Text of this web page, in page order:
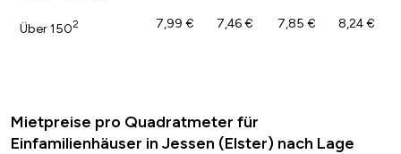
Über 1502 7,99 € 7,46 € 7,85 € 8,24 €
Mietpreise pro Quadratmeter für
Einfamilienhäuser in Jessen (Elster) nach Lage